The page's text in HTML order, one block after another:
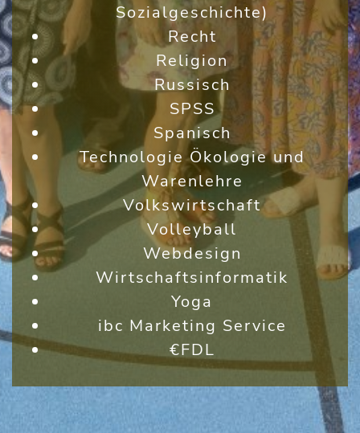
Sozialgeschichte)
Recht
Religion
Russisch
SPSS
Spanisch
Technologie Ökologie und
Warenlehre
Volkswirtschaft
Volleyball
Webdesign
Wirtschaftsinformatik
Yoga
ibc Marketing Service
€FDL